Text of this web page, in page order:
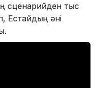
сценарийден тыс
Естайдың әні